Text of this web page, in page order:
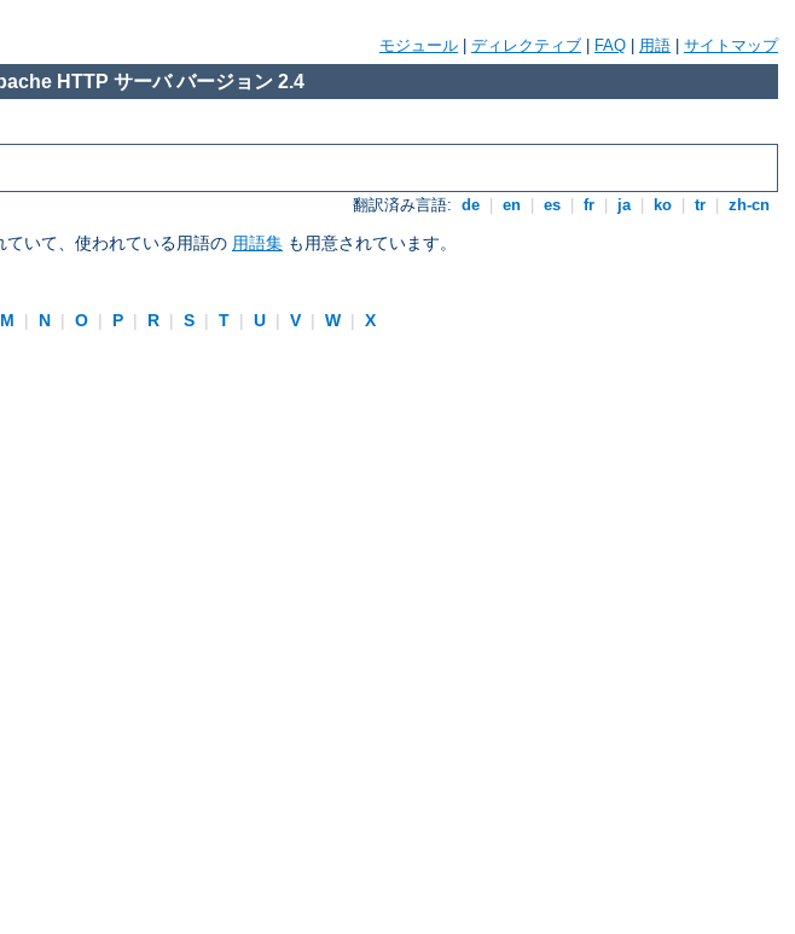
モジュール ディレクティブ FAQ 用語 サイトマップ
HTTP サーバ バージョン 2.4
翻訳済み言語: de en es fr ja ko tr zh-cn
いて、使われている用語の 用語集 も用意されています。
M | N | O | P | R | S | T | U | V | W |
X